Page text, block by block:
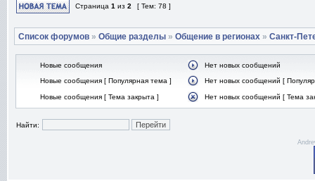
Страница 1 из 2 [ Тем: 78 ]
Список форумов » Общие разделы » Общение в регионах » Санкт-
Новые сообщения
Нет новых сообщений
Новые сообщения [ Популярная тема ]
Нет новых сообщений [
Новые сообщения [ Тема закрыта ] Нет новых сообщений [ Тема
Найти: